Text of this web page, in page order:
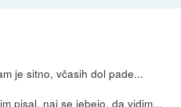
je sitno, včasih dol pade...
pisal, naj se jebejo, da vidim...